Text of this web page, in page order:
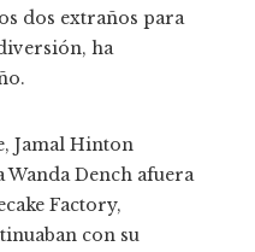
dos extraños para
ha
Jamal Hinton
Dench afuera
Factory,
con su